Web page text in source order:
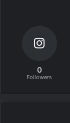
0
Followers